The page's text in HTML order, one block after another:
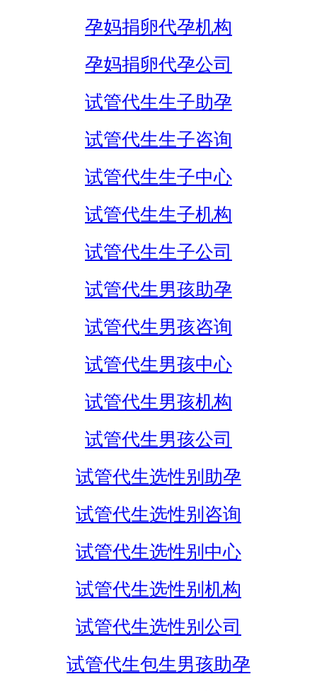
孕妈捐卵代孕机构
孕妈捐卵代孕公司
试管代生生子助孕
试管代生生子咨询
试管代生生子中心
试管代生生子机构
试管代生生子公司
试管代生男孩助孕
试管代生男孩咨询
试管代生男孩中心
试管代生男孩机构
试管代生男孩公司
试管代生选性别助孕
试管代生选性别咨询
试管代生选性别中心
试管代生选性别机构
试管代生选性别公司
试管代生包生男孩助孕